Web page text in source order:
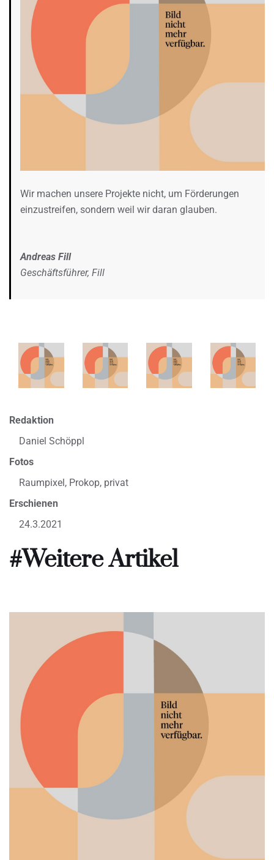
Wir machen unsere Projekte nicht, um Förderungen
einzustreifen, sondern weil wir daran glauben.
Andreas Fill
Geschäftsführer, Fill
Redaktion
Daniel Schöppl
Fotos
Raumpixel, Prokop, privat
Erschienen
24.3.2021
#Weitere Artikel